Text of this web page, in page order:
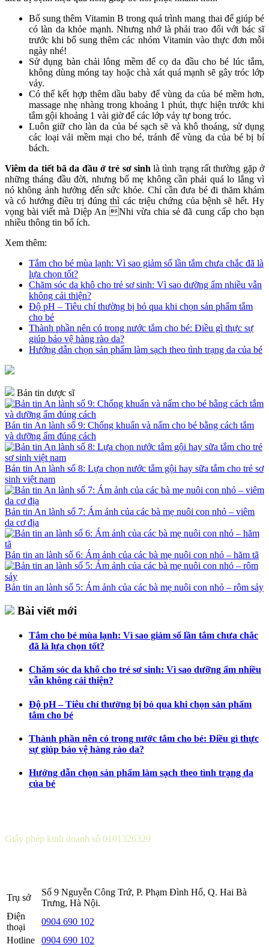
Bổ sung thêm Vitamin B trong quá trình mang thai để giúp bé
có làn da khỏe mạnh. Nhưng nhớ là phải trao đổi với bác sĩ
trước khi bổ sung thêm các nhóm Vitamin vào thực đơn mỗi
ngày nhé!
Sử dụng bàn chải lông mềm để cọ da đầu cho bé lúc tắm,
không dùng móng tay hoặc chà xát quá mạnh sẽ gây tróc lớp
vảy.
Có thể kết hợp thêm dầu baby để vùng da của bé mềm hơn,
massage nhẹ nhàng trong khoảng 1 phút, thực hiện trước khi
tắm gội khoảng 1 vài giờ để các lớp vảy tự bong tróc.
Luôn giữ cho làn da của bé sạch sẽ và khô thoáng, sử dụng
các loại vải mềm mại cho bé, tránh để vùng da của bé bị bí
bách.
Viêm da tiết bã da đầu ở trẻ sơ sinh là tình trạng rất thường gặp ở
những tháng đầu đời, nhưng bố mẹ không cần phải quá lo lắng vì
nó không ảnh hưởng đến sức khỏe. Chỉ cần đưa bé đi thăm khám
và có hướng điều trị đúng thì các triệu chứng của bệnh sẽ hết. Hy
vọng bài viết mà Diệp An Nhi vừa chia sẻ đã cung cấp cho bạn
nhiều thông tin bổ ích.
Xem thêm:
Tắm cho bé mùa lạnh: Vì sao giảm số lần tắm chưa chắc đã là
lựa chọn tốt?
Chăm sóc da khô cho trẻ sơ sinh: Vì sao dưỡng ẩm nhiều vẫn
không cải thiện?
Độ pH – Tiêu chí thường bị bỏ qua khi chọn sản phẩm tắm
cho bé
Thành phần nên có trong nước tắm cho bé: Điều gì thực sự
giúp bảo vệ hàng rào da?
Hướng dẫn chọn sản phẩm làm sạch theo tình trạng da của bé
Bản tin dược sĩ
Bản tin An lành số 9: Chống khuẩn và nấm cho bé bằng cách tắm
và dưỡng ẩm đúng cách
Bản tin An lành số 8: Lựa chọn nước tắm gội hay sữa tắm cho trẻ sơ
sinh việt nam
Bản tin An lành số 7: Ám ảnh của các bà mẹ nuôi con nhỏ – viêm
da cơ địa
Bản tin an lành số 6: Ám ảnh của các bà mẹ nuôi con nhỏ – hăm tã
Bản tin an lành số 5: Ám ảnh của các bà mẹ nuôi con nhỏ – rôm sảy
Bài viết mới
Tắm cho bé mùa lạnh: Vì sao giảm số lần tắm chưa chắc
đã là lựa chọn tốt?
Chăm sóc da khô cho trẻ sơ sinh: Vì sao dưỡng ẩm nhiều
vẫn không cải thiện?
Độ pH – Tiêu chí thường bị bỏ qua khi chọn sản phẩm
tắm cho bé
Thành phần nên có trong nước tắm cho bé: Điều gì thực
sự giúp bảo vệ hàng rào da?
Hướng dẫn chọn sản phẩm làm sạch theo tình trạng da
của bé
Giấy phép kinh doanh số 0101326329
Trụ sở
Số 9 Nguyễn Công Trứ, P. Phạm Đình Hổ, Q. Hai Bà
Trưng, Hà Nội.
Điện
thoại
0904 690 102
Hotline
0904 690 102